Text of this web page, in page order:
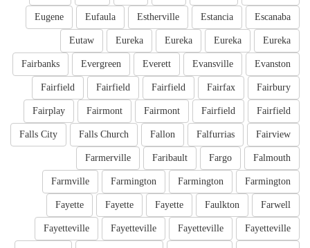
Escanaba
Estancia
Estherville
Eufaula
Eugene
Eureka
Eureka
Eureka
Eureka
Eutaw
Evanston
Evansville
Everett
Evergreen
Fairbanks
Fairbury
Fairfax
Fairfield
Fairfield
Fairfield
Fairfield
Fairfield
Fairmont
Fairmont
Fairplay
Fairview
Falfurrias
Fallon
Falls Church
Falls City
Falmouth
Fargo
Faribault
Farmerville
Farmington
Farmington
Farmington
Farmville
Farwell
Faulkton
Fayette
Fayette
Fayette
Fayetteville
Fayetteville
Fayetteville
Fayetteville